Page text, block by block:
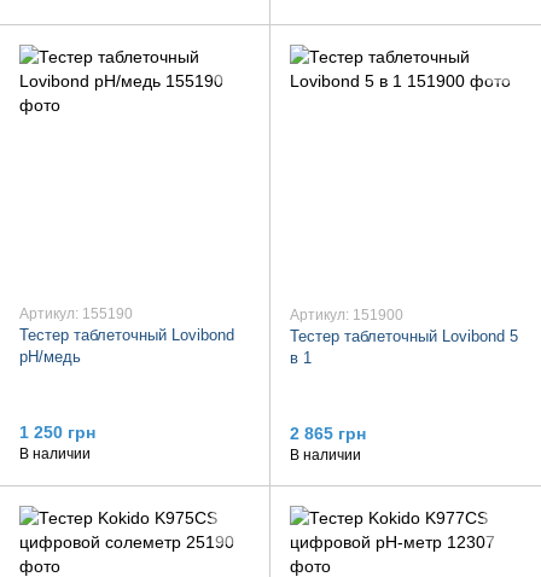
Артикул: 155190
Тестер таблеточный Lovibond
pH/медь
1 250 грн
В наличии
Артикул: 151900
Тестер таблеточный Lovibond 5
в 1
2 865 грн
В наличии